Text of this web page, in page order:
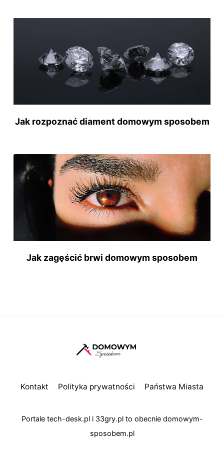
Jak rozpoznać diament domowym sposobem
Jak zagęścić brwi domowym sposobem
Kontakt Polityka prywatności Państwa Miasta
Portale tech-desk.pli 33gry.plto obecnie domowym-
sposobem.pl